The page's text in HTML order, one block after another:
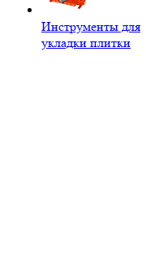
Инструменты для
укладки плитки